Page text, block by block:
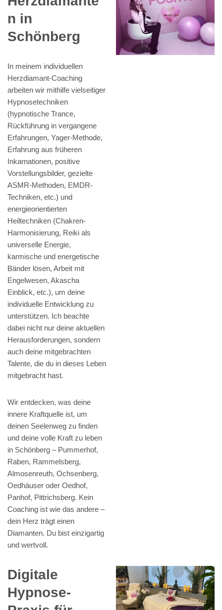
n in
Schönberg
In meinem individuellen
Herzdiamant-Coaching
arbeiten wir mithilfe vielseitiger
Hypnosetechniken
(hypnotische Trance,
Rückführung in vergangene
Erfahrungen, Yager-Methode,
Erfahrung aus früheren
Inkarnationen, positive
Vorstellungsbilder, gezielte
ASMR-Methoden, EMDR-
Techniken, etc.) und
energieorientierten
Heiltechniken (Chakren-
Harmonisierung, Reiki als
universelle Energie,
karmische und energetische
Bänder lösen, Arbeit mit
Engelwesen, Akascha
Einblick, etc.), um deine
individuelle Entwicklung zu
unterstützen. Ich beachte
dabei nicht nur deine aktuellen
Herausforderungen, sondern
auch deine mitgebrachten
Talente, die du in dieses Leben
mitgebracht hast.
Wir entdecken, was deine
innere Kraftquelle ist, um
deinen Seelenweg zu finden
und deine volle Kraft zu leben
in Schönberg – Pummerhof,
Raben, Rammelsberg,
Almosenreuth, Ochsenberg,
Oedhäuser oder Oedhof,
Panhof, Pittrichsberg. Kein
Coaching ist wie das andere –
dein Herz trägt einen
Diamanten. Du bist einzigartig
und wertvoll.
Digitale
Hypnose-